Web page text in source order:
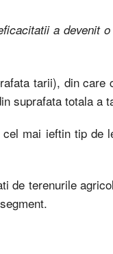
a devenit
tarii), din care
suprafata totala a
mai ieftin tip de
de terenurile